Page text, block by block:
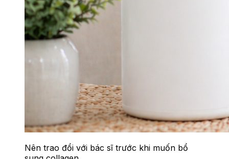
Nên trao đổi với bác sĩ trước khi muốn bổ